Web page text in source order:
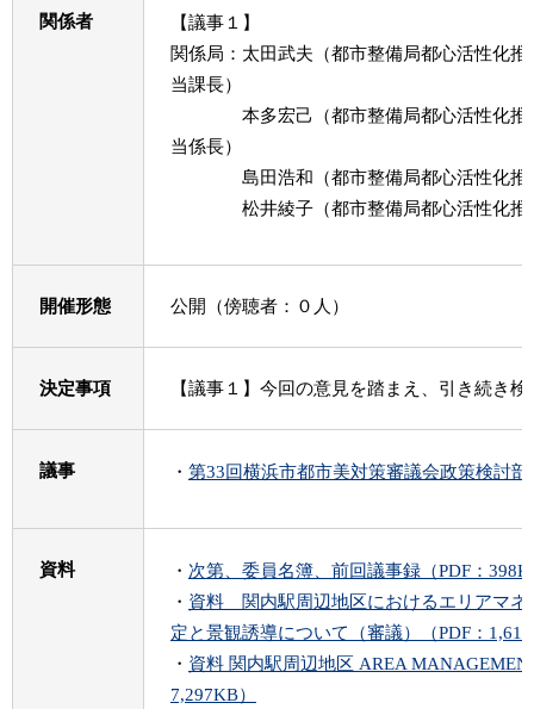
関係者
【議事１】
関係局：太田武夫（都市整備局都心活性化
当課長）
本多宏己（都市整備局都心活性化推進
当係長）
島田浩和（都市整備局都心活性化推進
松井綾子（都市整備局都心活性化推進
開催形態 公開（傍聴者：０人）
決定事項 【議事１】今回の意見を踏まえ、引き続き
議事 ・ 第33回横浜市都市美対策審議会政策検討
資料 ・ 次第、委員名簿、前回議事録（PDF：
・ 資料 関内駅周辺地区におけるエリアマネ
定と景観誘導について（審議）（PDF：
・ 資料 関内駅周辺地区 AREA
7,297KB）